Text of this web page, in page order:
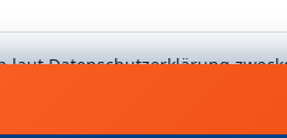
laut Datenschutzerklärung